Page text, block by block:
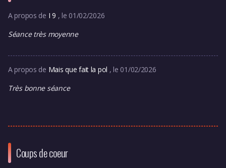
A propos de I 9 , le 01/02/2026
Séance très moyenne
A propos de Mais que fait la pol , le 01/02/2026
Très bonne séance
Coups de coeur